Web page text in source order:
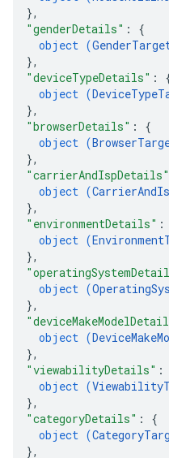
},
"genderDetails" : {
object (
},
"deviceTypeDetails" :
object (
},
"browserDetails" : {
object (
},
"carrierAndIspDetails"
object (
},
"environmentDetails" :
object (
},
object (
},
object (
},
"viewabilityDetails" :
object (
},
"categoryDetails" : {
object (
},